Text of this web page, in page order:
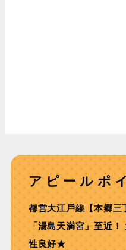
アピールポ
都営⼤江⼾線【本郷三
「湯島天満宮」⾄近！
性良好★